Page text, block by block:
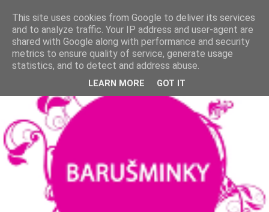
This site uses cookies from Google to deliver its services
and to analyze traffic. Your IP address and user-agent are
shared with Google along with performance and security
metrics to ensure quality of service, generate usage
statistics, and to detect and address abuse.
LEARN MORE GOT IT